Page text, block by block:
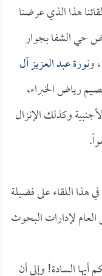
هذا الذي عرضنا
حي الشفا بجوار
، ونورة عبد العزيز آل
رياض الخبراء،
وكذلك الإنزال
هذا اللقاء على فضيلة
العام لإدارات البحوث
أيها السادة! وإلى أن